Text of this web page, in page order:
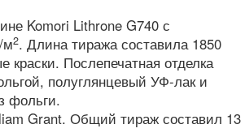
Komori Lithrone G740 с
м2. Длина тиража составила 1850
Послепечатная отделка
полуглянцевый УФ-лак и
фольги.
Grant. Общий тираж составил 13